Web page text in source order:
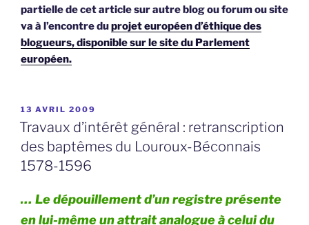
partielle de cet article sur autre blog ou forum ou site
va à l’encontre duprojet européen d’éthique des
blogueurs, disponible sur le site du Parlement
européen.
PUBLIÉ
LE
13 AVRIL 2009
Travaux d’intérêt général : retranscription
des baptêmes du Louroux-Béconnais
1578-1596
… Le dépouillement d’un registre présente
en lui-même un attrait analogue à celui du